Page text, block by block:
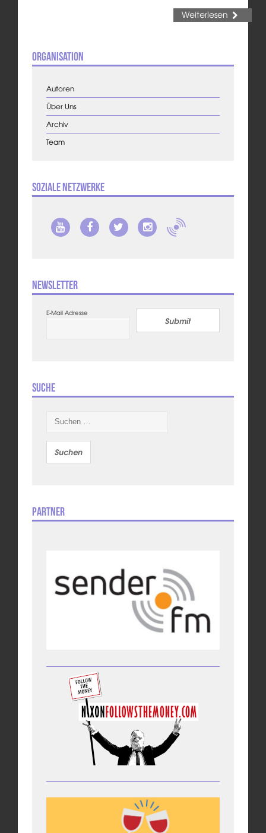
Weiterlesen
Organisation
Autoren
Über Uns
Archiv
Team
Soziale Netzwerke
Newsletter
E-Mail Adresse
Submit
Suche
nach:
Partner